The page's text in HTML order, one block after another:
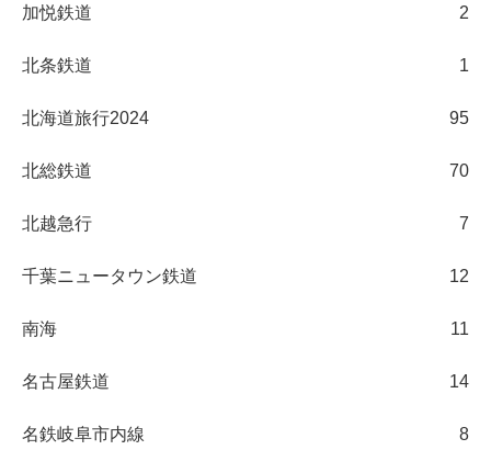
加悦鉄道 2
北条鉄道 1
北海道旅行2024 95
北総鉄道 70
北越急行 7
千葉ニュータウン鉄道 12
南海 11
名古屋鉄道 14
名鉄岐阜市内線 8